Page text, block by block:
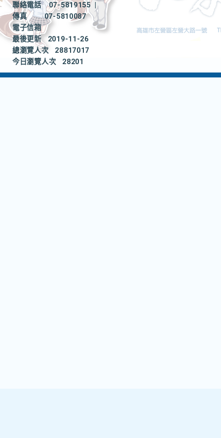
聯絡電話
07-5819155
|
傳真
07-5810087
電子信箱
最後更新
2019-11-26
總瀏覽人次
28817017
今日瀏覽人次
28201